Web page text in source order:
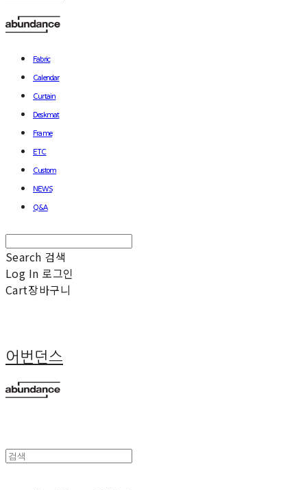
Fabric
Calendar
Curtain
Deskmat
Frame
ETC
Custom
NEWS
Q&A
Search 검색
Log In 로그인
Cart장바구니
어번던스